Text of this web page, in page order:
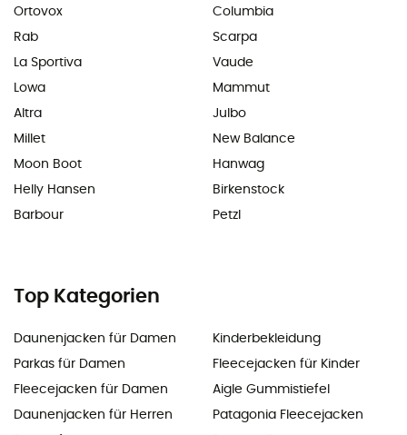
Ortovox
Rab
La Sportiva
Lowa
Altra
Millet
Moon Boot
Helly Hansen
Barbour
Columbia
Scarpa
Vaude
Mammut
Julbo
New Balance
Hanwag
Birkenstock
Petzl
Top Kategorien
Daunenjacken für Damen
Parkas für Damen
Fleecejacken für Damen
Daunenjacken für Herren
Kinderbekleidung
Fleecejacken für Kinder
Aigle Gummistiefel
Patagonia Fleecejacken